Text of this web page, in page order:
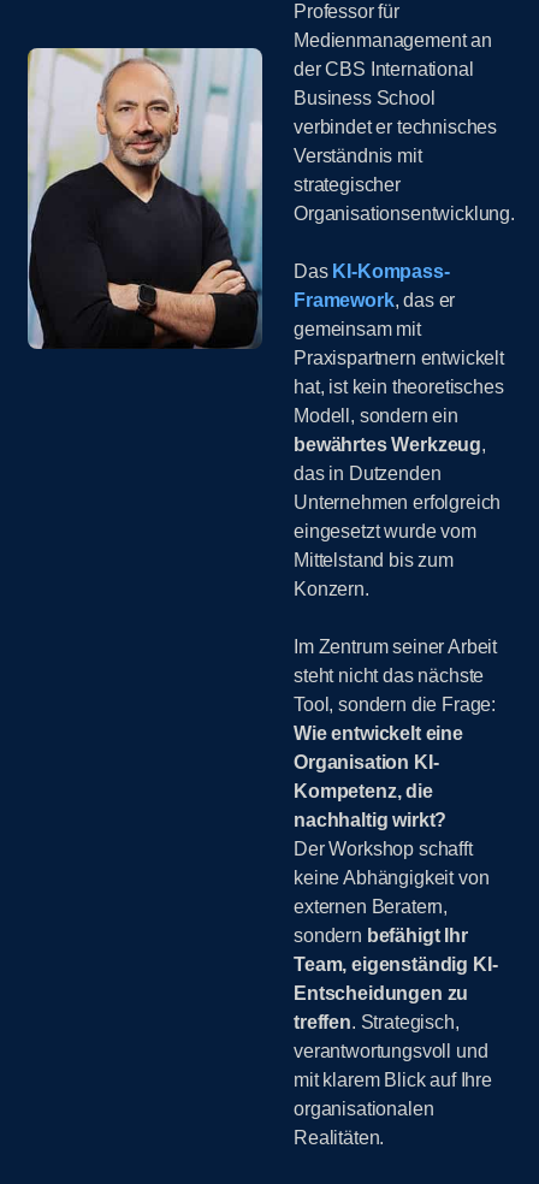
Professor für
Medienmanagement an
der CBS International
Business School
verbindet er technisches
Verständnis mit
strategischer
Organisationsentwicklung.
Das KI-Kompass-
Framework, das er
gemeinsam mit
Praxispartnern entwickelt
hat, ist kein theoretisches
Modell, sondern ein
bewährtes Werkzeug,
das in Dutzenden
Unternehmen erfolgreich
eingesetzt wurde vom
Mittelstand bis zum
Konzern.
Im Zentrum seiner Arbeit
steht nicht das nächste
Tool, sondern die Frage:
Wie entwickelt eine
Organisation KI-
Kompetenz, die
nachhaltig wirkt?
Der Workshop schafft
keine Abhängigkeit von
externen Beratern,
sondern befähigt Ihr
Team, eigenständig KI-
Entscheidungen zu
treffen. Strategisch,
verantwortungsvoll und
mit klarem Blick auf Ihre
organisationalen
Realitäten.